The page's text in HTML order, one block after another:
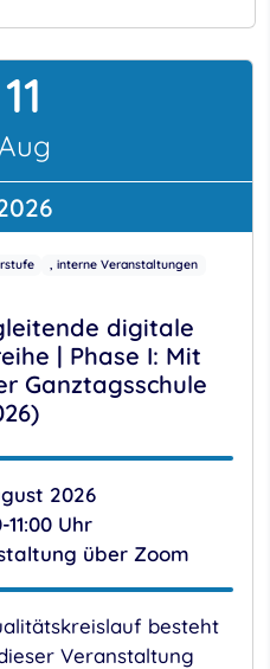
11
digitale
| Phase I: Mit
Ganztagsschule
interne Veranstaltungen
2026
11:00 Uhr
über Zoom
besteht
Veranstaltung